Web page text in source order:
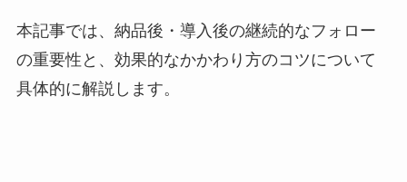
本記事では、納品後・導入後の継続的なフォロー
の重要性と、効果的なかかわり方のコツについて
具体的に解説します。